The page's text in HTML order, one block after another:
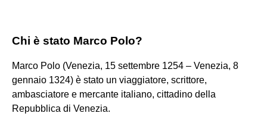
Chi è stato Marco Polo?
Marco Polo (Venezia, 15 settembre 1254 – Venezia, 8
gennaio 1324) è stato un viaggiatore, scrittore,
ambasciatore e mercante italiano, cittadino della
Repubblica di Venezia.